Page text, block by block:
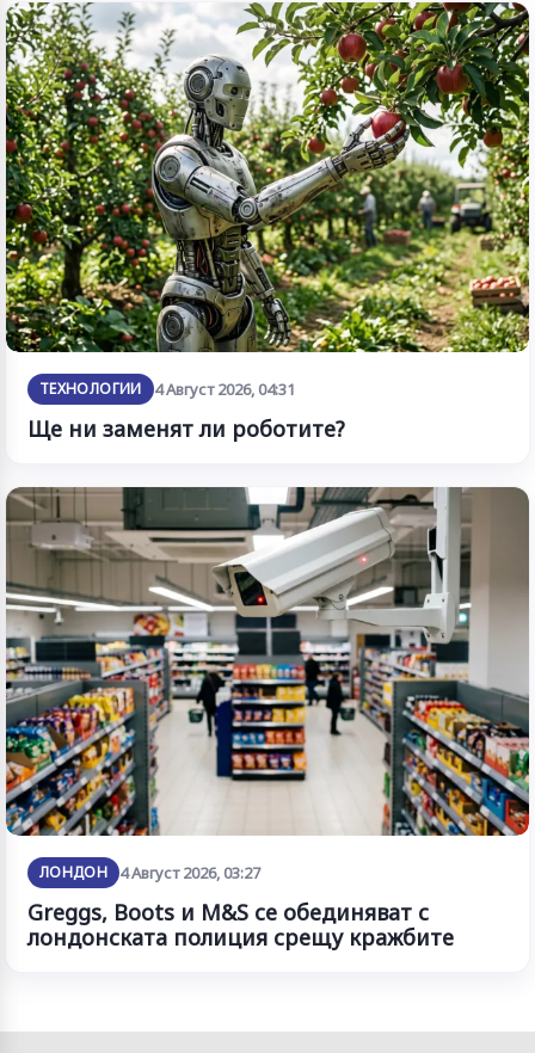
ТЕХНОЛОГИИ 4 Август 2026, 04:31
Ще ни заменят ли роботите?
ЛОНДОН 4 Август 2026, 03:27
Greggs, Boots и M&S се обединяват с
лондонската полиция срещу кражбите